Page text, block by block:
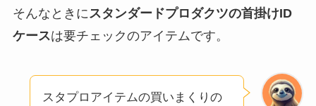
そんなときにスタンダードプロダクツの首掛けID
ケースは要チェックのアイテムです。
スタプロアイテムの買いまくりの